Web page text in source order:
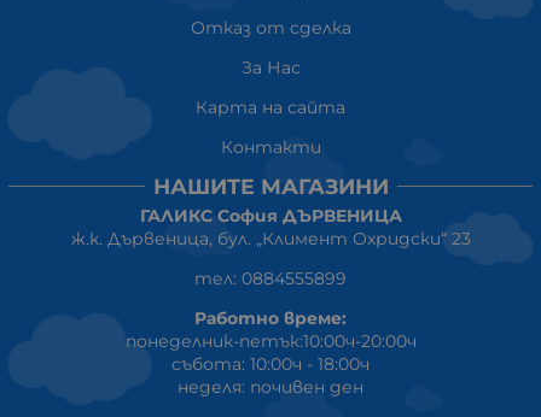
Отказ от сделка
За Нас
Карта на сайта
Контакти
НАШИТЕ МАГАЗИНИ
ГАЛИКС София ДЪРВЕНИЦА
ж.к. Дървеница, бул. „Климент Охридски“ 23
тел: 0884555899
Работно време:
понеделник-петък:10:00ч-20:00ч
събота: 10:00ч - 18:00ч
неделя: почивен ден